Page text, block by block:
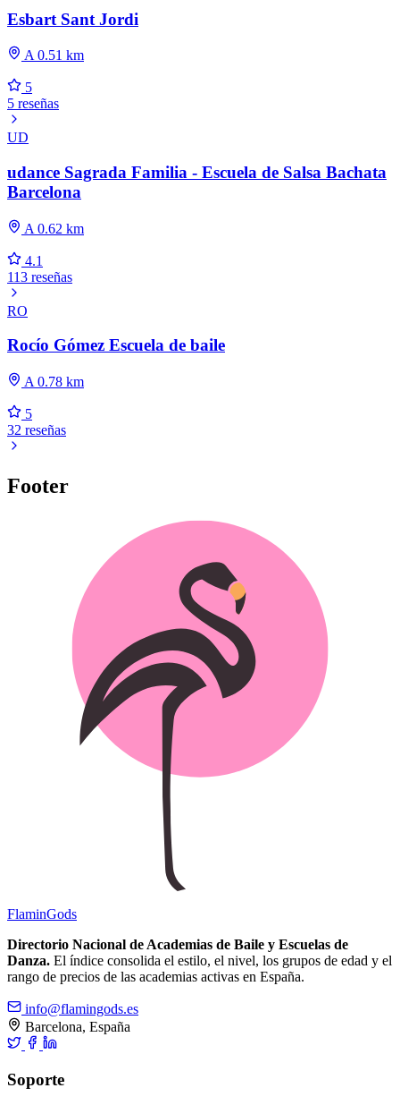
Esbart Sant Jordi
A 0.51 km
5
5 reseñas
UD
udance Sagrada Familia - Escuela de Salsa Bachata
Barcelona
A 0.62 km
4.1
113 reseñas
RO
Rocío Gómez Escuela de baile
A 0.78 km
5
32 reseñas
Footer
FlaminGods
Directorio Nacional de Academias de Baile y Escuelas de
Danza. El índice consolida el estilo, el nivel, los grupos de edad y el
rango de precios de las academias activas en España.
info@flamingods.es
Barcelona, España
Soporte